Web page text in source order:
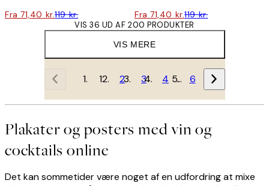
Fra 71,40 kr.119 kr. Fra 71,40 kr.119 kr.
VIS MERE
VIS 36 UD AF 200 PRODUKTER
1 2 3 4 … 6
Plakater og posters med vin og
cocktails online
Det kan sommetider være noget af en udfordring at mixe